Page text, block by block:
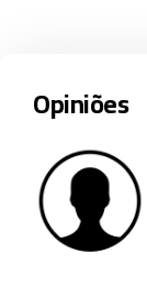
Opiniões